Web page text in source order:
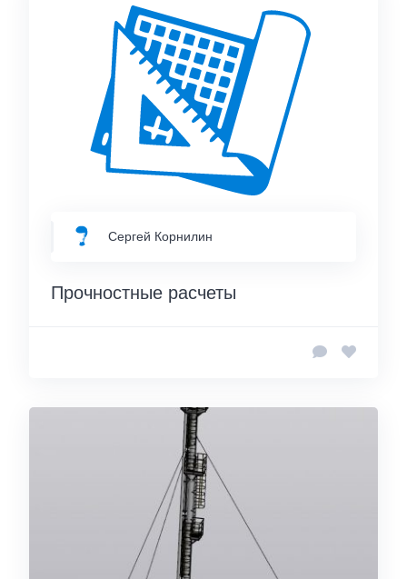
Сергей Корнилин
Прочностные расчеты